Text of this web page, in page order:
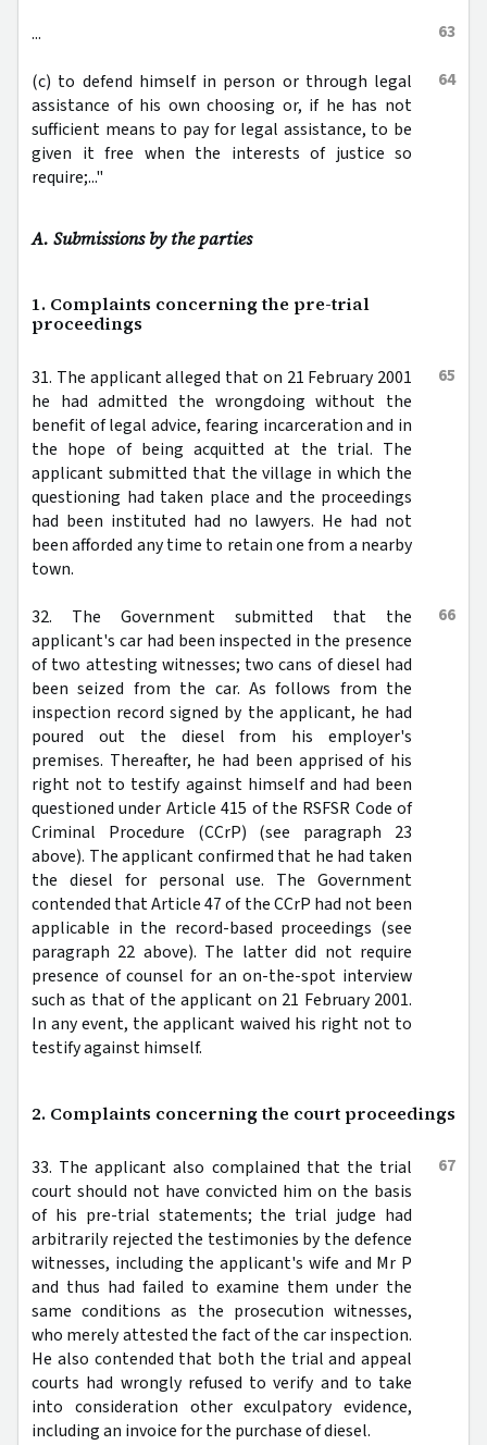
63
...
64
(c) to defend himself in person or through legal
assistance of his own choosing or, if he has not
sufficient means to pay for legal assistance, to be
given it free when the interests of justice so
require;..."
A. Submissions by the parties
1. Complaints concerning the pre-trial
proceedings
65
31. The applicant alleged that on 21 February 2001
he had admitted the wrongdoing without the
benefit of legal advice, fearing incarceration and in
the hope of being acquitted at the trial. The
applicant submitted that the village in which the
questioning had taken place and the proceedings
had been instituted had no lawyers. He had not
been afforded any time to retain one from a nearby
town.
66
32. The Government submitted that the
applicant's car had been inspected in the presence
of two attesting witnesses; two cans of diesel had
been seized from the car. As follows from the
inspection record signed by the applicant, he had
poured out the diesel from his employer's
premises. Thereafter, he had been apprised of his
right not to testify against himself and had been
questioned under Article 415 of the RSFSR Code of
Criminal Procedure (CCrP) (see paragraph 23
above). The applicant confirmed that he had taken
the diesel for personal use. The Government
contended that Article 47 of the CCrP had not been
applicable in the record-based proceedings (see
paragraph 22 above). The latter did not require
presence of counsel for an on-the-spot interview
such as that of the applicant on 21 February 2001.
In any event, the applicant waived his right not to
testify against himself.
2. Complaints concerning the court proceedings
67
33. The applicant also complained that the trial
court should not have convicted him on the basis
of his pre-trial statements; the trial judge had
arbitrarily rejected the testimonies by the defence
witnesses, including the applicant's wife and Mr P
and thus had failed to examine them under the
same conditions as the prosecution witnesses,
who merely attested the fact of the car inspection.
He also contended that both the trial and appeal
courts had wrongly refused to verify and to take
into consideration other exculpatory evidence,
including an invoice for the purchase of diesel.